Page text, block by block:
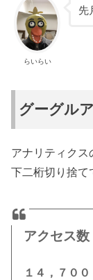
らいらい
先
グーグル
アナリティクス
下二桁切り捨て
アクセス数
１４，７００